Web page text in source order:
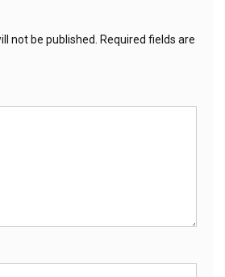
not be published. Required fields are